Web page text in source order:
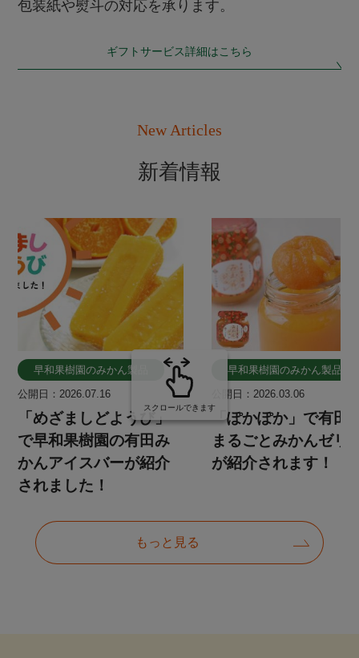
包装紙や熨斗の対応を承ります。
ギフトサービス詳細はこちら